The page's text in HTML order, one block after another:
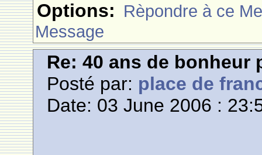
Options: Rèpondre à ce
Message
Re: 40 ans de bonheur
Posté par: place de
Date: 03 June 2006 :